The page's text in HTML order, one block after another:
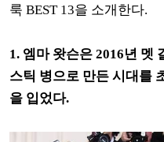
룩 BEST 13을 소개한다.
1. 엠마 왓슨은 2016년 멧
스틱 병으로 만든 시대를
을 입었다.